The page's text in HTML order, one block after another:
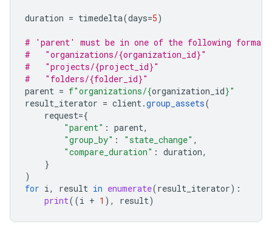
duration = timedelta(days=5)
# 'parent' must be in one of the following
#   "organizations/{organization_id}"
#   "projects/{project_id}"
#   "folders/{folder_id}"
parent = f"organizations/{organization_id}"
result_iterator = client.group_assets(
request={
"parent" : parent,
"group_by" : "state_change" ,
"compare_duration" : duration,
}
)
for i, result in enumerate(result_iterator):
print((i + 1 ), result)